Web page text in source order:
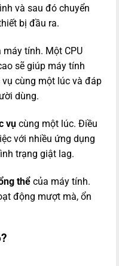
và sau đó chuyển
bị đầu ra.
máy tính. Một CPU
sẽ giúp máy tính
cùng một lúc và đáp
dùng.
vụ cùng một lúc. Điều
với nhiều ứng dụng
trạng giật lag.
thể của máy tính.
động mượt mà, ổn